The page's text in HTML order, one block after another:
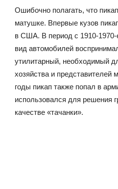
Ошибочно полагать, что
матушке. Впервые кузов
в США. В период с 1910-
вид автомобилей
утилитарный, необходимый
хозяйства и представителей
годы пикап также попал в
использовался для решения
качестве «тачанки».